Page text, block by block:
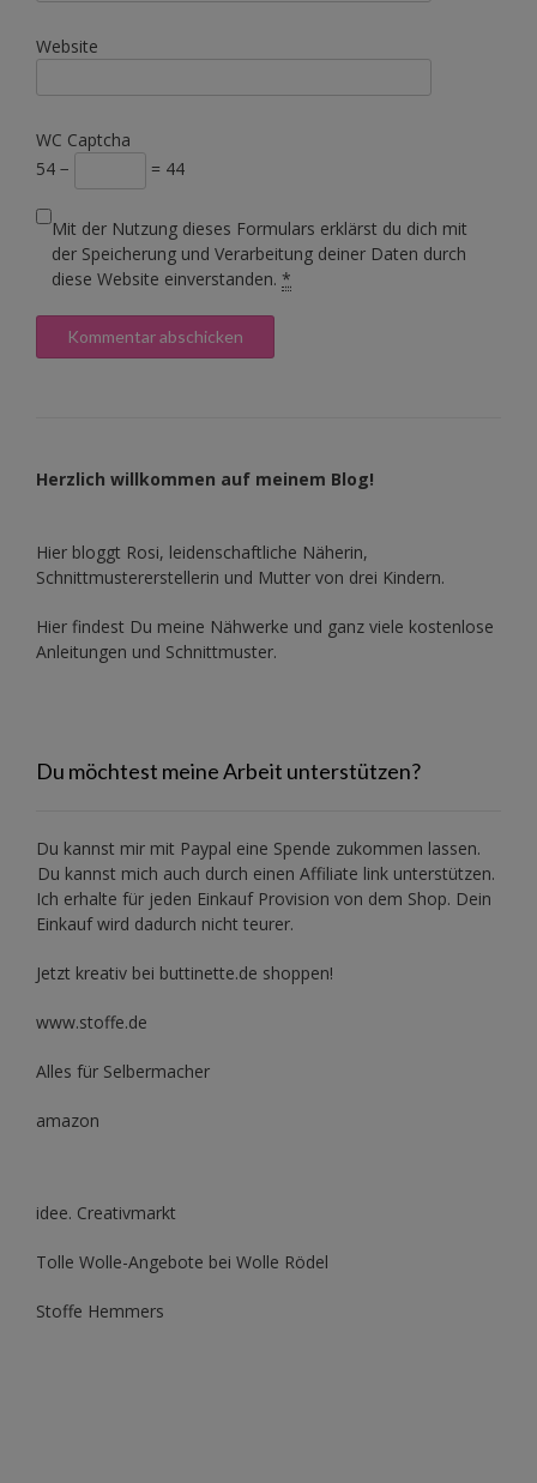
Website
WC Captcha
54 −
= 44
Mit der Nutzung dieses Formulars erklärst du dich mit
der Speicherung und Verarbeitung deiner Daten durch
diese Website einverstanden. *
Herzlich willkommen auf meinem Blog!
Hier bloggt Rosi, leidenschaftliche Näherin,
Schnittmustererstellerin und Mutter von drei Kindern.
Hier findest Du meine Nähwerke und ganz viele kostenlose
Anleitungen und Schnittmuster.
Du möchtest meine Arbeit unterstützen?
Du kannst mir mit Paypal eine Spende zukommen lassen.
Du kannst mich auch durch einen Affiliate link unterstützen.
Ich erhalte für jeden Einkauf Provision von dem Shop. Dein
Einkauf wird dadurch nicht teurer.
Jetzt kreativ bei buttinette.de shoppen!
www.stoffe.de
Alles für Selbermacher
amazon
idee. Creativmarkt
Tolle Wolle-Angebote bei Wolle Rödel
Stoffe Hemmers